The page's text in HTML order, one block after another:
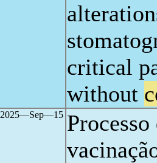
critical
without
2025―Sep―15